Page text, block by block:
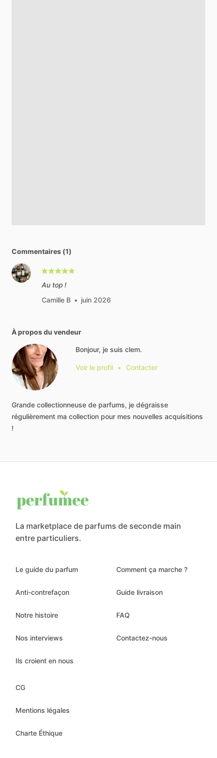
Commentaires (1)
Au top !
Camille B • juin 2026
À propos du vendeur
Bonjour, je suis clem.
Voir le profil • Contacter
Grande collectionneuse de parfums, je dégraisse
régulièrement ma collection pour mes nouvelles acquisitions
!
La marketplace de parfums de seconde main
entre particuliers.
Le guide du parfum
Anti-contrefaçon
Notre histoire
Nos interviews
Ils croient en nous
Comment ça marche ?
Guide livraison
FAQ
Contactez-nous
CG
Mentions légales
Charte Éthique